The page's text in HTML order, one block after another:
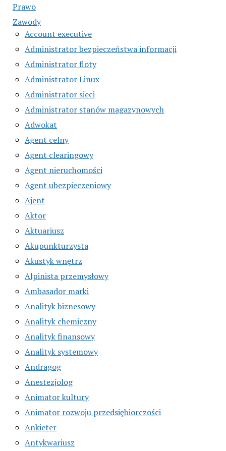
Prawo
Zawody
Account executive
Administrator bezpieczeństwa informacji
Administrator floty
Administrator Linux
Administrator sieci
Administrator stanów magazynowych
Adwokat
Agent celny
Agent clearingowy
Agent nieruchomości
Agent ubezpieczeniowy
Ajent
Aktor
Aktuariusz
Akupunkturzysta
Akustyk wnętrz
Alpinista przemysłowy
Ambasador marki
Analityk biznesowy
Analityk chemiczny
Analityk finansowy
Analityk systemowy
Andragog
Anestezjolog
Animator kultury
Animator rozwoju przedsiębiorczości
Ankieter
Antykwariusz